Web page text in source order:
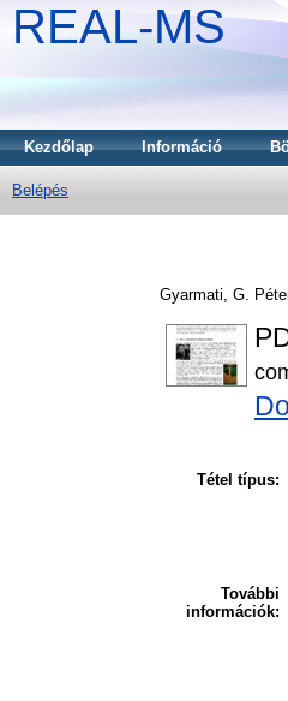
REAL-MS
Kezdőlap Információ
Belépés
Gyarmati, G.
Tétel típus:
További
információk: